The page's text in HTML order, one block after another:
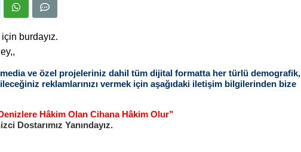
burdayız.
ve özel projeleriniz dahil tüm dijital formatta her türlü demografik,
reklamlarınızı vermek için aşağıdaki iletişim bilgilerinden bize
Hâkim Olan Cihana Hâkim Olur”
Dostarımız Yanındayız.